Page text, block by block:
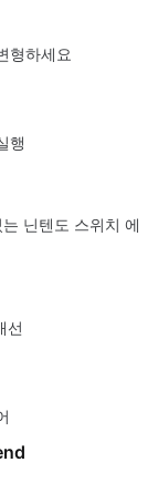
형하세요
행
닌텐도 스위치 에
선